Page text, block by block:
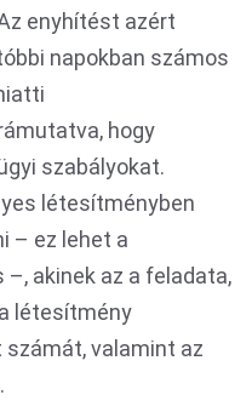
enyhítést azért
napokban számos
hogy
szabályokat.
létesítményben
– ez lehet a
akinek az a feladata,
létesítmény
valamint az